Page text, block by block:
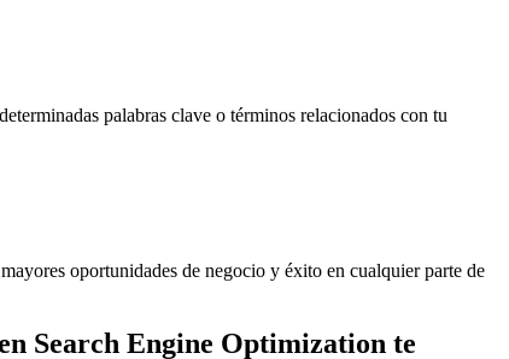
palabras clave o términos relacionados con tu
oportunidades de negocio y éxito en cualquier parte de
Search Engine Optimization te